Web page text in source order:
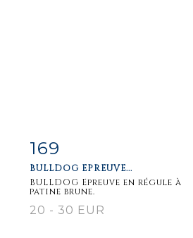
Item detail
169
BULLDOG EPREUVE...
BULLDOG Epreuve en régule à
patine brune.
20 - 30 EUR